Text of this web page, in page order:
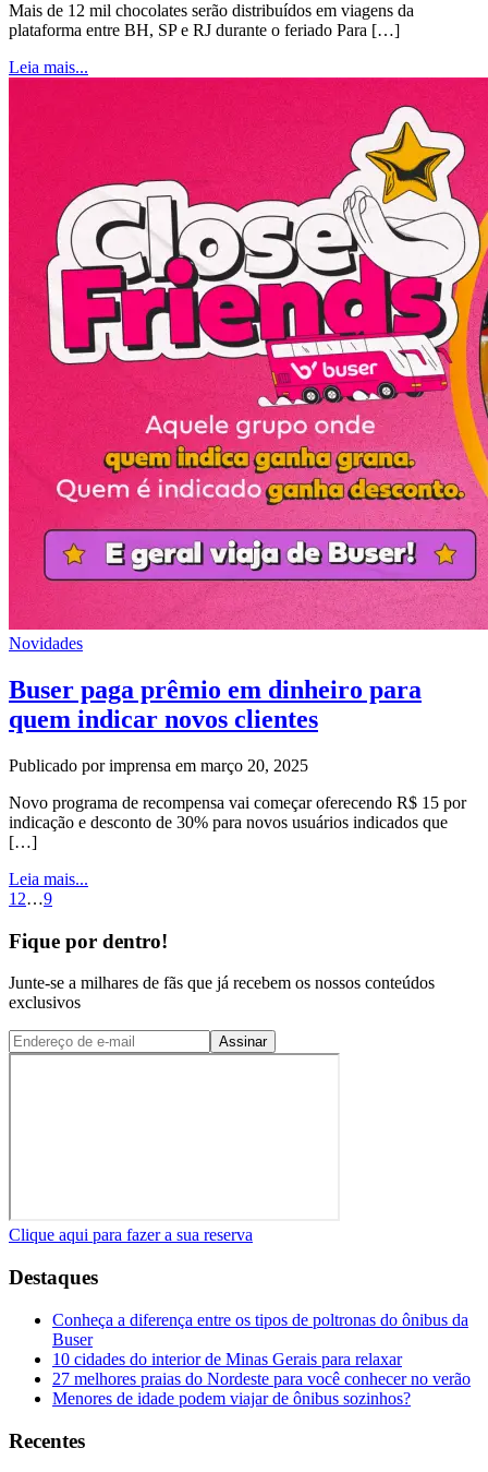
Mais de 12 mil chocolates serão distribuídos em viagens da
plataforma entre BH, SP e RJ durante o feriado Para […]
Leia mais...
Novidades
Buser paga prêmio em dinheiro para
quem indicar novos clientes
Publicado por imprensa em março 20, 2025
Novo programa de recompensa vai começar oferecendo R$ 15 por
indicação e desconto de 30% para novos usuários indicados que
[…]
Leia mais...
1 2…9
Fique por dentro!
Junte-se a milhares de fãs que já recebem os nossos conteúdos
exclusivos
Assinar
Clique aqui para fazer a sua reserva
Destaques
Conheça a diferença entre os tipos de poltronas do ônibus da
Buser
10 cidades do interior de Minas Gerais para relaxar
27 melhores praias do Nordeste para você conhecer no verão
Menores de idade podem viajar de ônibus sozinhos?
Recentes